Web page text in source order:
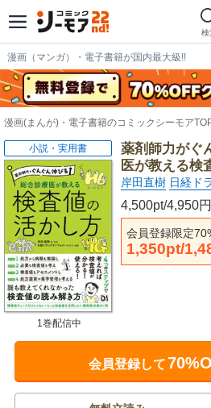
検
漫画（マンガ）・電子書籍が国内最大級!!
漫画(まんが)・電子書籍のコミックシーモア
薬剤師力がぐ
医が教える検
岸田直樹 日経ド
4,500pt/4,950
会員登録限定
1,350pt/
小説・実用書
1巻配信中
会員登録して